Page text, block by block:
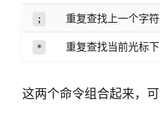
; 重复查找上一个字符
* 重复查找当前光标
这两个命令组合起来，